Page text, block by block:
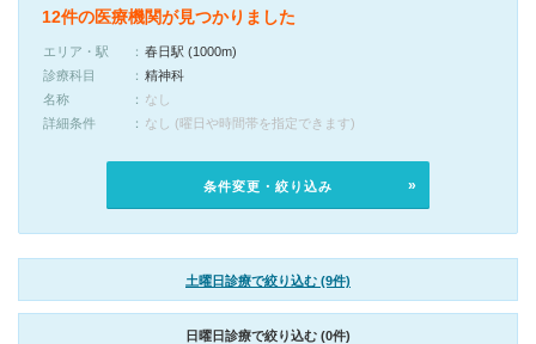
12件の医療機関が見つかりました
エリア・駅
春日駅 (1000m)
診療科目
精神科
名称
なし
詳細条件
なし (曜日や時間帯を指定できます)
条件変更・絞り込み
土曜日診療で絞り込む (9件)
日曜日診療で絞り込む (0件)